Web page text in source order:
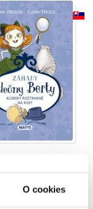
O cookies
roztrhané na
kusy
Freschi